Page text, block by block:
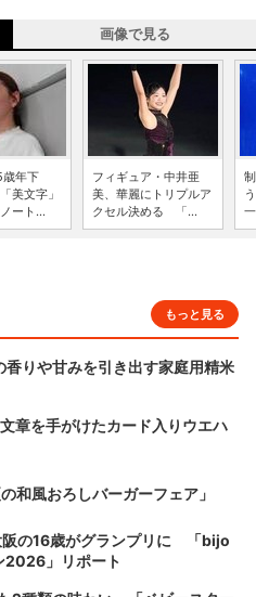
画像で見る
年下
美文字」
ート...
フィギュア・中井亜
美、華麗にトリプルア
クセル決める 「...
もっと見る
りや甘みを引き出す家庭用精米
章を手がけたカード入りウエハ
風おろしバーガーフェア」
阪の16歳がグランプリに 「bijo
2026」リポート